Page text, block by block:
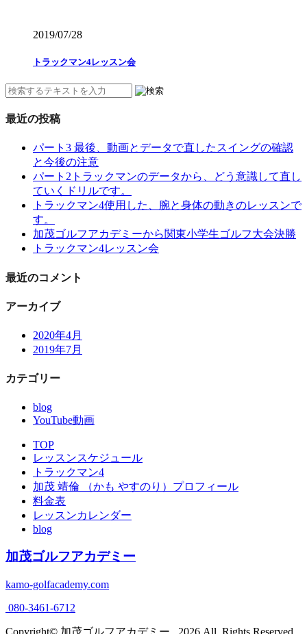
2019/07/28
トラックマン4レッスン会
最近の投稿
パート3 最後、動画とデータで直したスイングの確認
と今後の注意
パート2トラックマンのデータから、どう意識して直し
ていくドリルです。
トラックマン4使用した、腕と身体の動きのレッスンで
す。
加茂ゴルフアカデミーから関東小学生ゴルフ大会決勝
トラックマン4レッスン会
最近のコメント
アーカイブ
2020年4月
2019年7月
カテゴリー
blog
YouTube動画
TOP
レッスンスケジュール
トラックマン4
加茂 靖倫 （かも やすのり）プロフィール
料金表
レッスンカレンダー
blog
加茂ゴルフアカデミー
kamo-golfacademy.com
080-3461-6712